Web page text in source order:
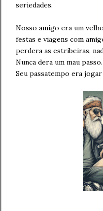
seriedades.
Nosso amigo era um
festas e viagens com
perdera as estribeiras,
Nunca dera um mau
Seu passatempo era jogar